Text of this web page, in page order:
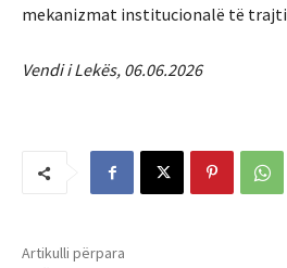
mekanizmat institucionalë të
Vendi i Lekës, 06.06.2026
Artikulli përpara